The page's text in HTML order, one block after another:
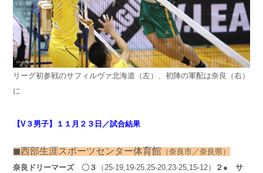
リーグ初参戦のサフィルヴァ北海道（左）、初陣の軍配は奈良（右）
に
【V３男子】１１月２３日／試合結果
◼︎西部生涯スポーツセンター体育館 （奈良市／奈良県）
奈良ドリーマーズ〇３ （25-19,19-25,25-20,23-25,15-12）
２● サ